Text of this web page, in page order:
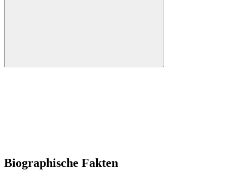
Biographische Fakten